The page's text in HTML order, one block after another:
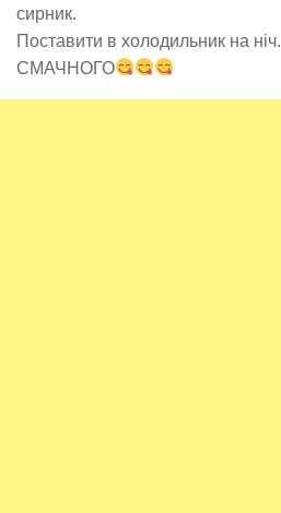
сирник.
Поставити в холодильник на ніч.
СМАЧНОГО